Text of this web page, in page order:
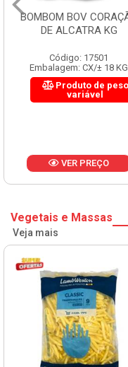
BOMBOM BOV
DE ALCATRA KG
Código: 17501
Embalagem: CX/± 18 KG
Produto de peso
variável
VER PREÇO
Vegetais e Massas
Veja mais